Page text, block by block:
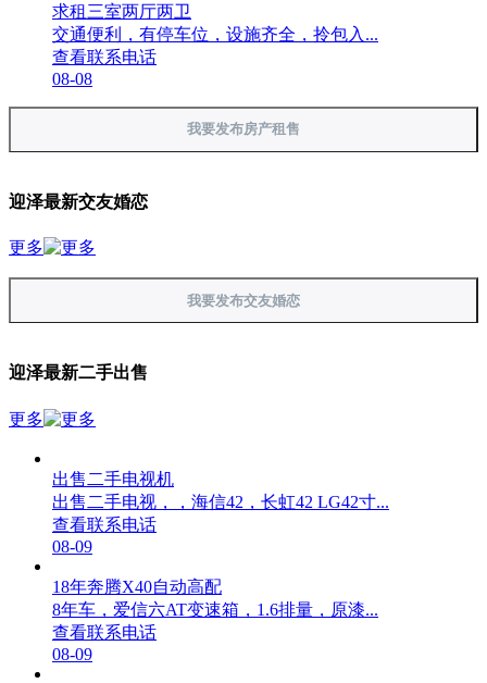
求租三室两厅两卫
交通便利，有停车位，设施齐全，拎包入...
查看联系电话
08-08
我要发布房产租售
迎泽最新交友婚恋
更多
我要发布交友婚恋
迎泽最新二手出售
更多
出售二手电视机
出售二手电视，，海信42，长虹42 LG42寸...
查看联系电话
08-09
18年奔腾X40自动高配
8年车，爱信六AT变速箱，1.6排量，原漆...
查看联系电话
08-09